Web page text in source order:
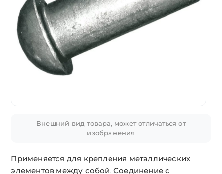
Внешний вид товара, может отличаться от
изображения
Применяется для крепления металлических
элементов между собой. Соединение с